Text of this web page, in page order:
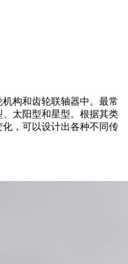
构和齿轮联轴器中。最常
太阳型和星型。根据其类
，可以设计出各种不同传